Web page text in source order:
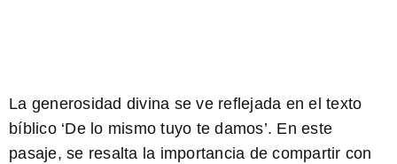
La generosidad divina se ve reflejada en el texto
bíblico ‘De lo mismo tuyo te damos’. En este
pasaje, se resalta la importancia de compartir con